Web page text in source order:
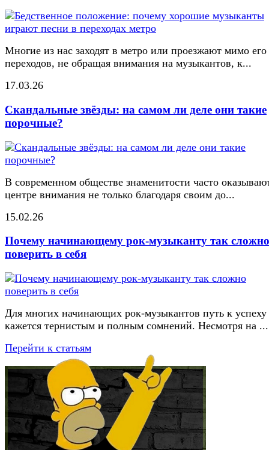
Многие из нас заходят в метро или проезжают мимо его
переходов, не обращая внимания на музыкантов, к...
17.03.26
Скандальные звёзды: на самом ли деле они такие
порочные?
В современном обществе знаменитости часто
центре внимания не только благодаря своим до...
15.02.26
Почему начинающему рок-музыканту так сложно
поверить в себя
Для многих начинающих рок-музыкантов путь к успеху
кажется тернистым и полным сомнений. Несмотря на ...
Перейти к статьям